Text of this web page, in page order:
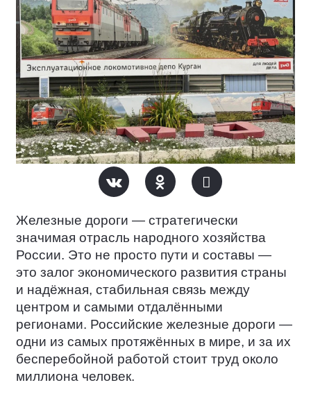
Железные дороги — стратегически
значимая отрасль народного хозяйства
России. Это не просто пути и составы —
это залог экономического развития страны
и надёжная, стабильная связь между
центром и самыми отдалёнными
регионами. Российские железные дороги —
одни из самых протяжённых в мире, и за их
бесперебойной работой стоит труд около
миллиона человек.